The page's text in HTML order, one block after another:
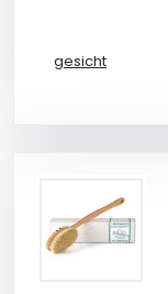
gesicht